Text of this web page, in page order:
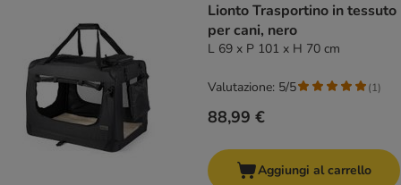
Lionto Trasportino in tessuto
per cani, nero
L 69 x P 101 x H 70 cm
88,99 €
Valutazione: 5/5 (1)
Aggiungi al carrello